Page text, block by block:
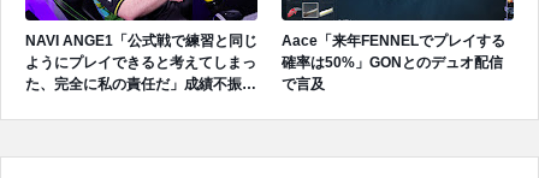
NAVI ANGE1「公式戦で練習と同じ
ようにプレイできると考えてしまっ
た、完全に私の責任だ」成績不振を
Aace「来年FENNELでプレイする
確率は50%」GONとのデュオ配信
で言及